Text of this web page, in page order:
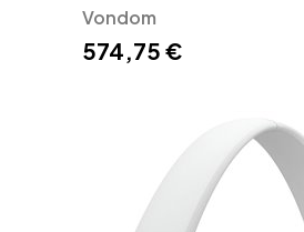
Vondom
574,75 €